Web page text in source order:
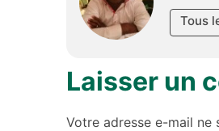
Tous
Laisser un
Votre adresse e-mail ne